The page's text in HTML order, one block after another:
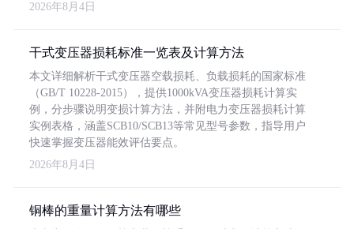
2026年8月4日
干式变压器损耗标准一览表及计算方法
本文详细解析干式变压器空载损耗、负载损耗的国家标准
（GB/T 10228-2015），提供1000kVA变压器损耗计算实
例，分步骤说明变损计算方法，并附电力变压器损耗计算
实例表格，涵盖SCB10/SCB13等常见型号参数，指导用户
快速掌握变压器能效评估要点。
2026年8月4日
铜棒的重量计算方法有哪些